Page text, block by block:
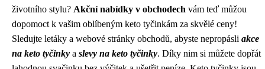
životního stylu? Akční nabídky v obchodech vám teď můžou
dopomoct k vašim oblíbeným keto tyčinkám za skvělé ceny!
Sledujte letáky a webové stránky obchodů, abyste nepropásli akce
na keto tyčinky a slevy na keto tyčinky. Díky nim si můžete dopřát